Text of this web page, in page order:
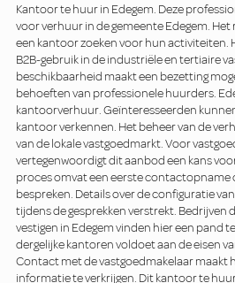
Kantoor te huur in Edegem. Deze
voor verhuur in de gemeente Edegem.
een kantoor zoeken voor hun activiteiten.
B2B-gebruik in de industriële en tertiaire
beschikbaarheid maakt een bezetting
behoeften van professionele huurders.
kantoorverhuur. Geïnteresseerden
kantoor verkennen. Het beheer van de
van de lokale vastgoedmarkt. Voor
vertegenwoordigt dit aanbod een kans
proces omvat een eerste
bespreken. Details over de configuratie
tijdens de gesprekken verstrekt. Bedrijven
vestigen in Edegem vinden hier een pand
dergelijke kantoren voldoet aan de eisen
Contact met de vastgoedmakelaar maakt
informatie te verkrijgen. Dit kantoor te